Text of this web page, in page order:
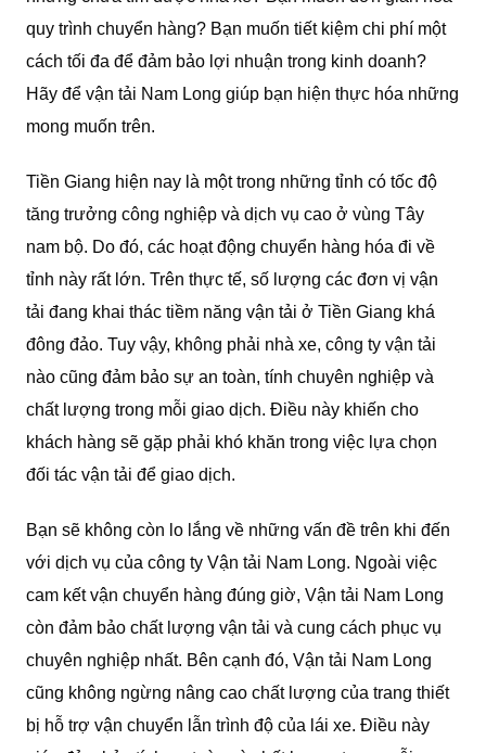
quy trình chuyển hàng? Bạn muốn tiết kiệm chi phí một
cách tối đa để đảm bảo lợi nhuận trong kinh doanh?
Hãy để vận tải Nam Long giúp bạn hiện thực hóa những
mong muốn trên.
Tiền Giang hiện nay là một trong những tỉnh có tốc độ
tăng trưởng công nghiệp và dịch vụ cao ở vùng Tây
nam bộ. Do đó, các hoạt động chuyển hàng hóa đi về
tỉnh này rất lớn. Trên thực tế, số lượng các đơn vị vận
tải đang khai thác tiềm năng vận tải ở Tiền Giang khá
đông đảo. Tuy vậy, không phải nhà xe, công ty vận tải
nào cũng đảm bảo sự an toàn, tính chuyên nghiệp và
chất lượng trong mỗi giao dịch. Điều này khiến cho
khách hàng sẽ gặp phải khó khăn trong việc lựa chọn
đối tác vận tải để giao dịch.
Bạn sẽ không còn lo lắng về những vấn đề trên khi đến
với dịch vụ của công ty Vận tải Nam Long. Ngoài việc
cam kết vận chuyển hàng đúng giờ, Vận tải Nam Long
còn đảm bảo chất lượng vận tải và cung cách phục vụ
chuyên nghiệp nhất. Bên cạnh đó, Vận tải Nam Long
cũng không ngừng nâng cao chất lượng của trang thiết
bị hỗ trợ vận chuyển lẫn trình độ của lái xe. Điều này